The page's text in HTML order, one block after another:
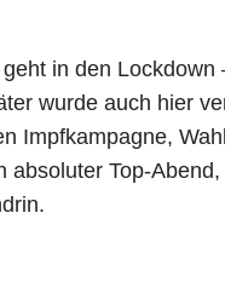
in den Lockdown
wurde auch hier
Impfkampagne,
Top-Abend,